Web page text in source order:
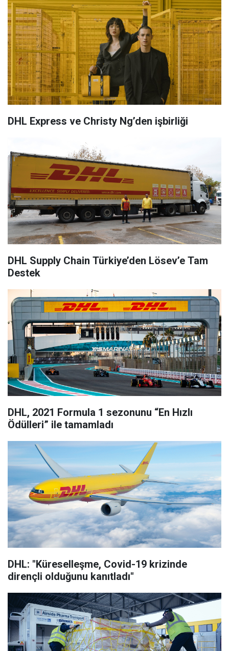
DHL Express ve Christy Ng’den işbirliği
DHL Supply Chain Türkiye’den Lösev’e Tam
Destek
DHL, 2021 Formula 1 sezonunu “En Hızlı
Ödülleri” ile tamamladı
DHL: "Küreselleşme, Covid-19 krizinde
dirençli olduğunu kanıtladı"